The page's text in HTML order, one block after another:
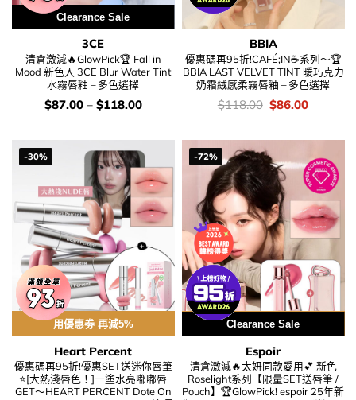
Clearance Sale
3CE
清倉激減🔥GlowPick🏆 Fall in
Mood 新色入 3CE Blur Water Tint
水霧唇釉 – 多色選擇
價
錢：
$87.00– $118.00
BBIA
優惠碼再95折!CAFÉ;IN☕系列～🏆
BBIA LAST VELVET TINT 暖巧克力
奶霜絨感柔霧唇釉 – 多色選擇
價
錢：
$118.00 Original
price
$118.00.
$86.00Current
$86.00.
-30%
用優惠劵 再減5%
Heart Percent
優惠碼再95折!優惠SET送迷你唇筆
⭐[大熱淺唇色！]一塗水亮嘟嘟唇
GET～HEART PERCENT Dote On
-72%
用優惠劵 再減5%
Clearance Sale
Espoir
清倉激減🔥太妍同款愛用💕 新色
Roselight系列【限量SET送唇筆 /
Pouch】🏆GlowPick! espoir 25年新